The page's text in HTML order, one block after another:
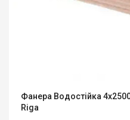
Фанера Водостійка
Riga